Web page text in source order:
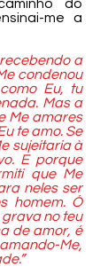
do
me a
a
condenou
Eu, tu
Mas a
Me amares
te amo. Se
sujeitaria à
E porque
que Me
neles ser
homem. Ó
no teu
de amor, é
Me,